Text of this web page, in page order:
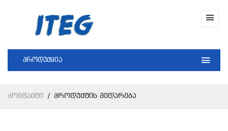
პროდუქცია
Კონტაქტი Პროდუქტის Შედარება